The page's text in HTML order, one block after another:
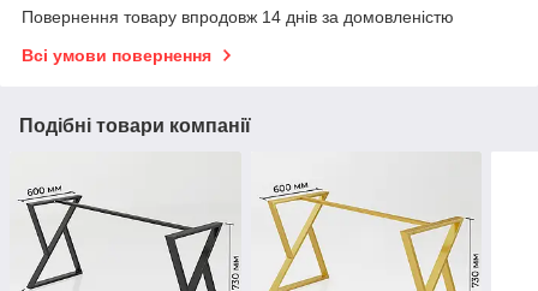
Повернення товару впродовж 14 днів за домовленістю
Всі умови повернення
Подібні товари компанії